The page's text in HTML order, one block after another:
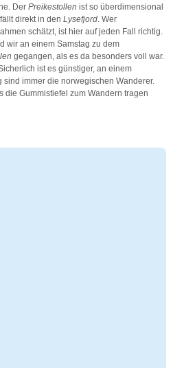
Der Preikestollen ist so überdimensional
direkt in den Lysefjord . Wer
schätzt, ist hier auf jeden Fall richtig.
wir an einem Samstag zu dem
gegangen, als es da besonders voll war.
ist es günstiger, an einem
immer die norwegischen Wanderer.
die Gummistiefel zum Wandern tragen